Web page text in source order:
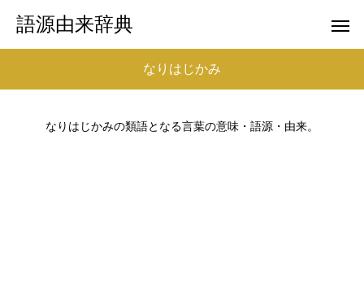
語源由来辞典
なりはじかみ
なりはじかみの類語となる言葉の意味・語源・由来。